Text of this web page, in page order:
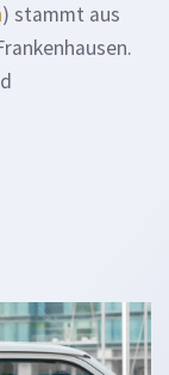
) stammt aus